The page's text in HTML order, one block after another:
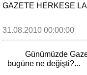
GAZETE HERKESE
31.08.2010 00:00:00
Günümüzde
bugüne ne değişti?...